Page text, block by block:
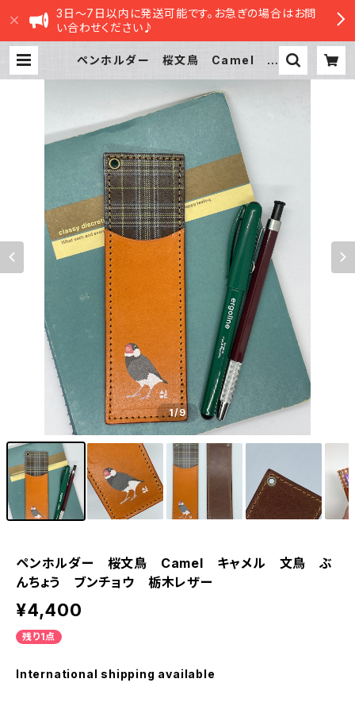
3日～7日以内に発送可能です。お急ぎの場合はお問
い合わせください♪
ペンホルダー 桜文鳥 Camel キ
RE|ささってストア
1/9
ペンホルダー 桜文鳥 Camel キャメル 文鳥 ぶ
んちょう ブンチョウ 栃木レザー
¥4,400
残り1点
International shipping available